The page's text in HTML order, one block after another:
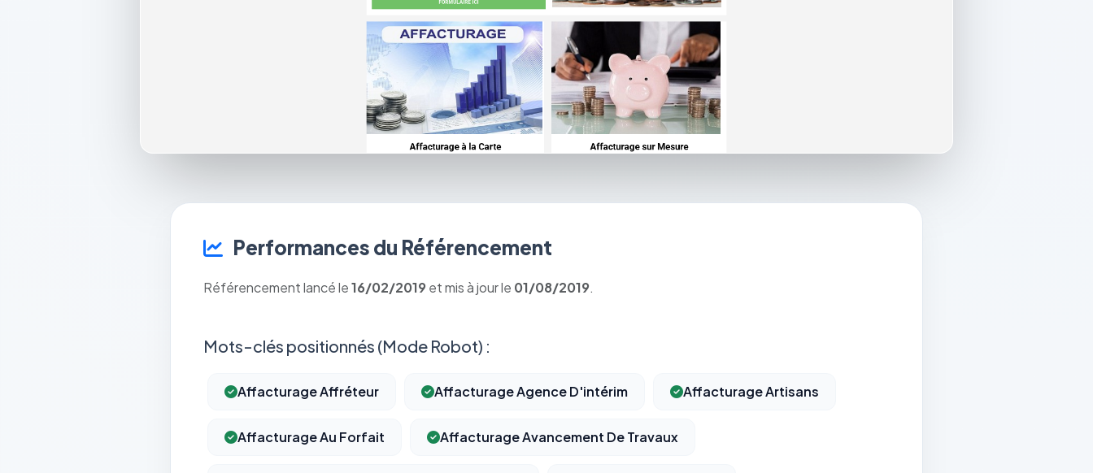
Performances du Référencement
Référencement lancé le16/02/2019 et mis à jour le 01/08/2019.
Mots-clés positionnés (Mode Robot) :
Affacturage Affréteur Affacturage Agence D'intérim Affacturage Artisans
Affacturage Au Forfait Affacturage Avancement De Travaux